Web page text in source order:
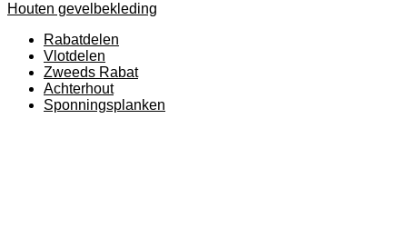
Houten gevelbekleding
Rabatdelen
Vlotdelen
Zweeds Rabat
Achterhout
Sponningsplanken